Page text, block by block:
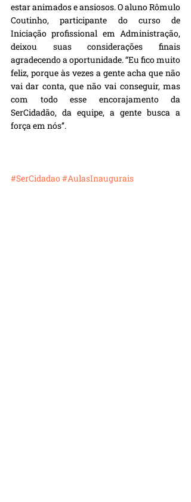
estar animados e ansiosos. O aluno Rômulo
Coutinho, participante do curso de
Iniciação profissional em Administração,
deixou suas considerações finais
agradecendo a oportunidade. “Eu fico muito
feliz, porque às vezes a gente acha que não
vai dar conta, que não vai conseguir, mas
com todo esse encorajamento da
SerCidadão, da equipe, a gente busca a
força em nós’’.
#SerCidadao#AulasInaugurais